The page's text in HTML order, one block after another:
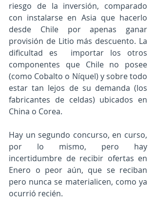
riesgo de la inversión, comparado
con instalarse en Asia que hacerlo
desde Chile por apenas ganar
provisión de Litio más descuento. La
dificultad es  importar los otros
componentes que Chile no posee
(como Cobalto o Níquel) y sobre todo
estar tan lejos de su demanda (los
fabricantes de celdas) ubicados en
China o Corea.
Hay un segundo concurso, en curso,
por lo mismo, pero hay
incertidumbre de recibir ofertas en
Enero o peor aún, que se reciban
pero nunca se materialicen, como ya
ocurrió recién.